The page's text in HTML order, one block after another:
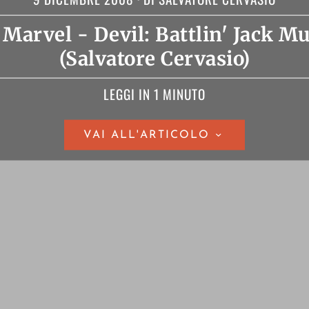
Marvel - Devil: Battlin' Jack
(Salvatore Cervasio)
LEGGI IN 1 MINUTO
VAI ALL'ARTICOLO